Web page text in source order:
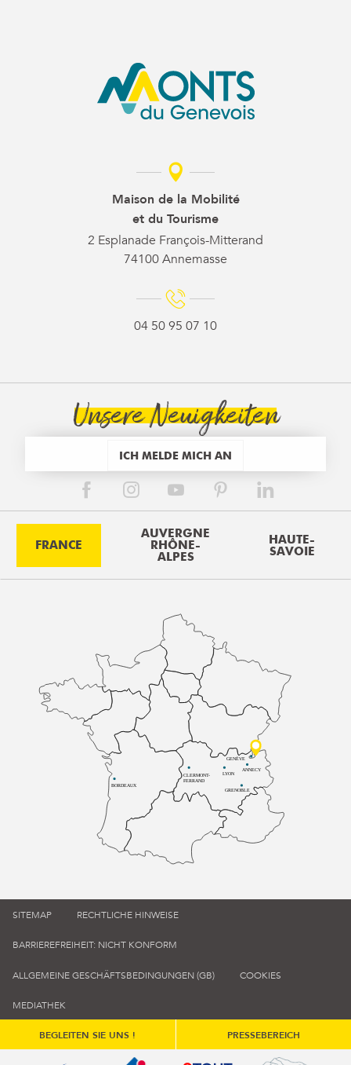
Maison de la Mobilité
et du Tourisme
2 Esplanade François-Mitterand
74100 Annemasse
04 50 95 07 10
Unsere Neuigkeiten
ICH MELDE MICH AN
FRANCE
AUVERGNE
RHÔNE-
ALPES
HAUTE-
SAVOIE
BORDEAUX
CLERMONT-
FERRAND
LYON
ANNECY
GRENOBLE
GENÈVE
SITEMAP RECHTLICHE HINWEISE
BARRIEREFREIHEIT: NICHT KONFORM
ALLGEMEINE GESCHÄFTSBEDINGUNGEN (GB) COOKIES
MEDIATHEK
BEGLEITEN SIE UNS ! PRESSEBEREICH